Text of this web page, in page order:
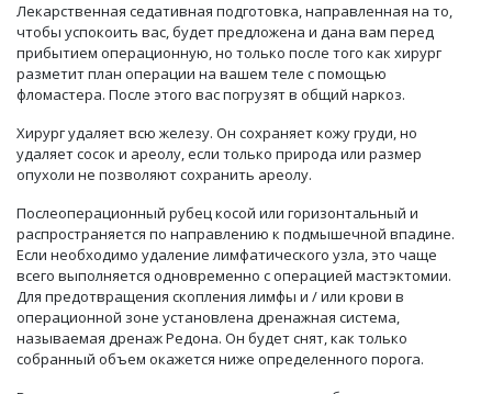
Лекарственная седативная подготовка, направленная на то,
чтобы успокоить вас, будет предложена и дана вам перед
прибытием операционную, но только после того как хирург
разметит план операции на вашем теле с помощью
фломастера. После этого вас погрузят в общий наркоз.
Хирург удаляет всю железу. Он сохраняет кожу груди, но
удаляет сосок и ареолу, если только природа или размер
опухоли не позволяют сохранить ареолу.
Послеоперационный рубец косой или горизонтальный и
распространяется по направлению к подмышечной впадине.
Если необходимо удаление лимфатического узла, это чаще
всего выполняется одновременно с операцией мастэктомии.
Для предотвращения скопления лимфы и / или крови в
операционной зоне установлена дренажная система,
называемая дренаж Редона. Он будетснят, как только
собранный объем окажется ниже определенного порога.